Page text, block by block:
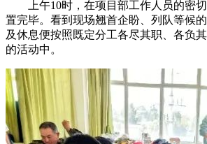
上午10时，在项目部工作人员的密切
置完毕。看到现场翘首企盼、列队等候
及休息便按照既定分工各尽其职、各负
的活动中。